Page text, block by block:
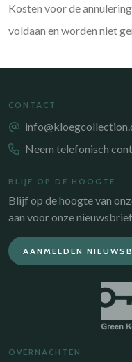
Kosten voor de
voldaan en worden niet
CONTACT
Neem telefonisch
BLIJF OP DE HOOGTE
Blijf op de hoogte van
aan voor onze
AANMELDEN
OVERNACHTEN